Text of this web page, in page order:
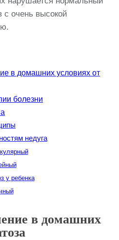
с очень высокой
в домашних условиях от
болезни
недуга
у ребенка
в домашних